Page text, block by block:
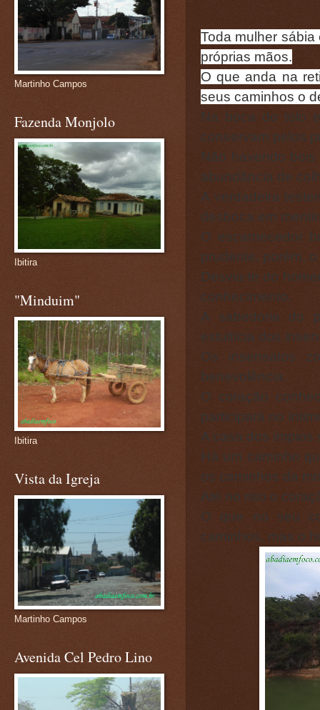
Toda mulher
próprias mãos.
O que anda na
seus caminhos o
Na boca do tolo
conservam pelos
Não havendo
abundância de
A verdadeira
desboca em
O escarnecedor
prudente, porém,
Desvia-te do
conhecimento.
A sabedoria do
estultícia dos
Os insensatos
benevolência.
O coração
participará no
A casa dos ímpios
Há um caminho
os caminhos da
Até no riso o
O que no seu
caminhos, mas o
Martinho Campos
Fazenda Monjolo
Ibitira
"Minduim"
Ibitira
Vista da Igreja
Martinho Campos
Avenida Cel Pedro Lino